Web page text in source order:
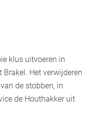
klus uitvoeren in
Het verwijderen
de stobben, in
de Houthakker uit